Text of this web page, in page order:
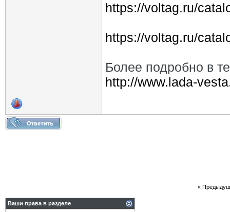
https://voltag.ru/
https://voltag.ru/
Более подробно в
http://www.lada-
«
Ваши права в разделе